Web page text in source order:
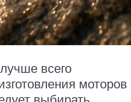
всего
моторов